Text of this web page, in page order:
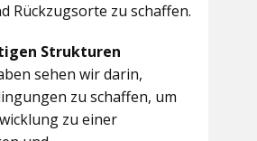
Rückzugsorte zu schaffen.
Strukturen
sehen wir darin,
zu schaffen, um
zu einer